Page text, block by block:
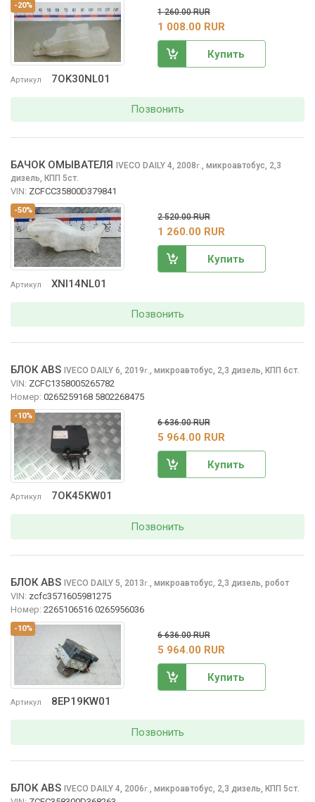
-20%
Артикул 7OK30NL01
1 260.00 RUR
1 008.00 RUR
Купить
Позвонить
-50%
Артикул XNI14NL01
БАЧОК ОМЫВАТЕЛЯ IVECO DAILY 4, 2008г., микроавтобус, 2,3
дизель, КПП 5ст.
VIN: ZCFCC35800D379841
2 520.00 RUR
1 260.00 RUR
Купить
Позвонить
-10%
Артикул 7OK45KW01
БЛОК ABS IVECO DAILY 6, 2019г., микроавтобус, 2,3 дизель, КПП 6ст.
VIN: ZCFC1358005265782
Номер: 0265259168 5802268475
6 636.00 RUR
5 964.00 RUR
Купить
Позвонить
-10%
Артикул 8EP19KW01
БЛОК ABS IVECO DAILY 5, 2013г., микроавтобус, 2,3 дизель, робот
VIN: zcfc3571605981275
Номер: 2265106516 0265956036
6 636.00 RUR
5 964.00 RUR
Купить
Позвонить
БЛОК ABS IVECO DAILY 4, 2006г., микроавтобус, 2,3 дизель, КПП 5ст.